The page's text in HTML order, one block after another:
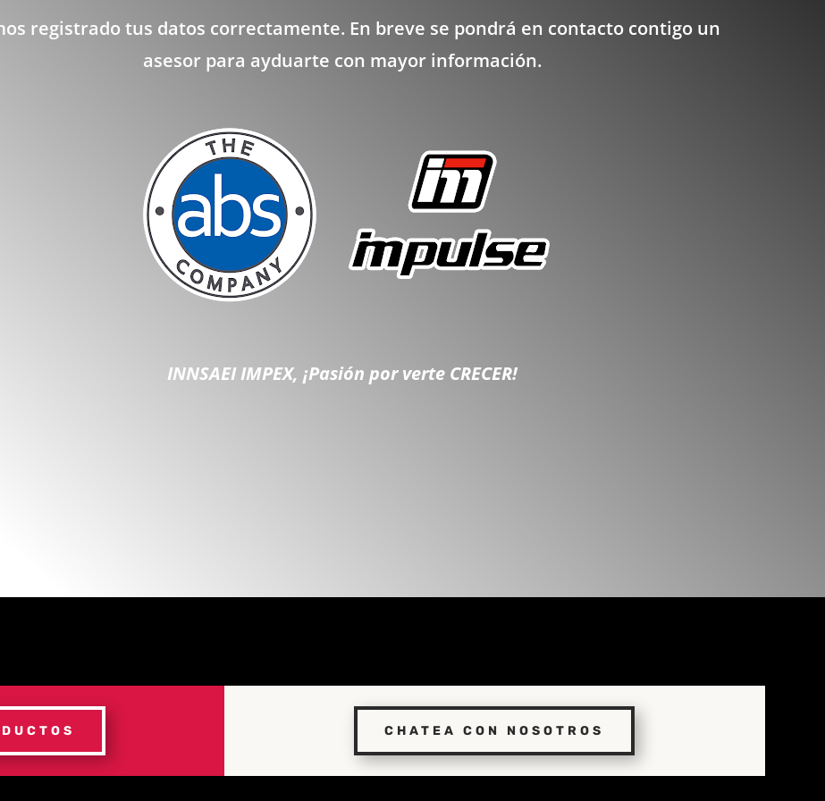
registrado tus datos correctamente. En breve se pondrá en contacto contigo un
asesor para ayduarte con mayor información.
INNSAEI IMPEX, ¡Pasión por verte CRECER!
CHATEA CON NOSOTROS